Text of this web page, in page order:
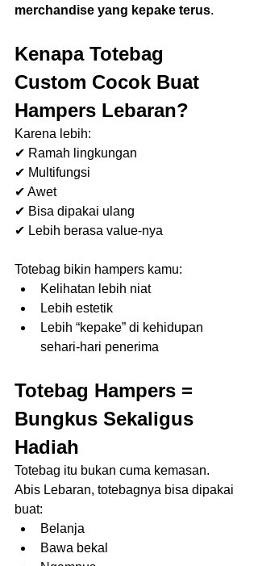
merchandise yang kepake terus.
Kenapa Totebag
Custom Cocok Buat
Hampers Lebaran?
Karena lebih:
✔ Ramah lingkungan
✔ Multifungsi
✔ Awet
✔ Bisa dipakai ulang
✔ Lebih berasa value-nya
Totebag bikin hampers kamu:
Kelihatan lebih niat
Lebih estetik
Lebih “kepake” di kehidupan
sehari-hari penerima
Totebag Hampers =
Bungkus Sekaligus
Hadiah
Totebag itu bukan cuma kemasan.
Abis Lebaran, totebagnya bisa dipakai
buat:
Belanja
Bawa bekal